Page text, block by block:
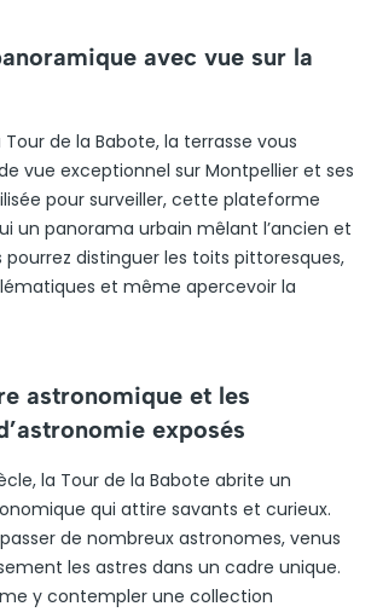
avec vue sur la
de la Babote, la terrasse vous
vue exceptionnel sur Montpellier et ses
pour surveiller, cette plateforme
un panorama urbain mêlant l’ancien et
pourrez distinguer les toits pittoresques,
et même apercevoir la
astronomique et les
exposés
la Tour de la Babote abrite un
qui attire savants et curieux.
de nombreux astronomes, venus
les astres dans un cadre unique.
y contempler une collection